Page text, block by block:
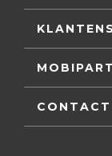
CONTACT